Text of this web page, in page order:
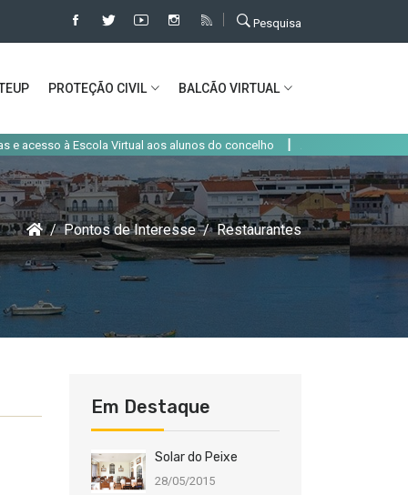
Pesquisa
PROTEÇÃO CIVIL BALCÃO VIRTUAL
à Escola Virtual aos alunos do concelho | Alteração de trânsito em
Pontos de Interesse Restaurantes
Em Destaque
Solar do Peixe
28/05/2015